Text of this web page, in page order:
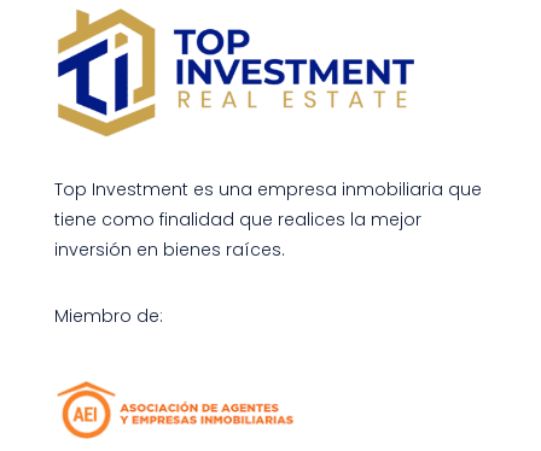
Top Investment es una empresa inmobiliaria que
tiene como finalidad que realices la mejor
inversión en bienes raíces.
Miembro de: